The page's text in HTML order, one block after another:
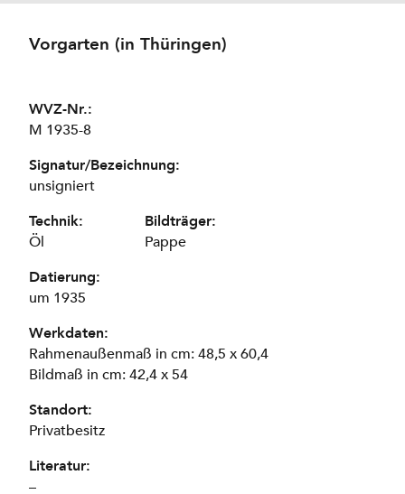
Vorgarten (in Thüringen)
WVZ-Nr.:
M 1935-8
Signatur/Bezeichnung:
unsigniert
Technik:
Öl
Bildträger:
Pappe
Datierung:
um 1935
Werkdaten:
Rahmenaußenmaß in cm: 48,5 x 60,4
Bildmaß in cm: 42,4 x 54
Standort:
Privatbesitz
Literatur:
–